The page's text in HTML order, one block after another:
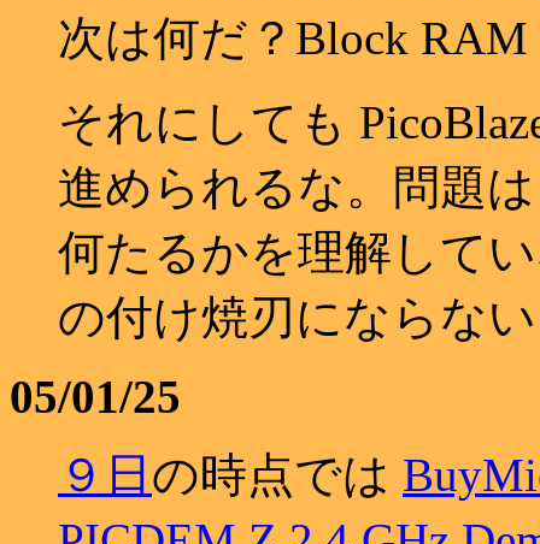
次は何だ？Block
それにしても
進められるな。問題
何たるかを理解して
の付け焼刃にならな
05/01/25
９日 の時点では